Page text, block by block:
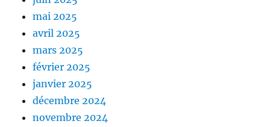
mai 2025
avril 2025
mars 2025
février 2025
janvier 2025
décembre 2024
novembre 2024